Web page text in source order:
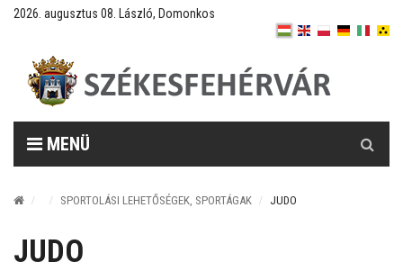
2026. augusztus 08. László, Domonkos
MENÜ
SPORTOLÁSI LEHETŐSÉGEK, SPORTÁGAK JUDO
JUDO